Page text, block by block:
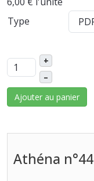
Type
+
–
Ajouter au panier
Athéna n°44